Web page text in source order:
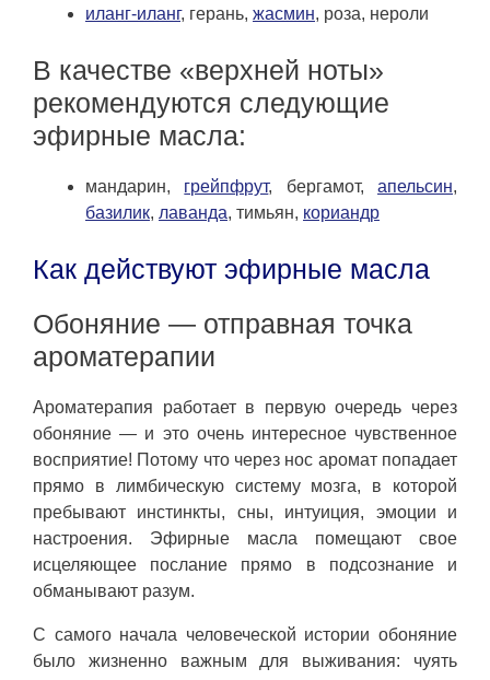
иланг-иланг, герань, жасмин, роза, нероли
В качестве «верхней ноты»
рекомендуются следующие
эфирные масла:
мандарин, грейпфрут, бергамот,апельсин,
базилик, лаванда, тимьян, кориандр
Как действуют эфирные масла
Обоняние — отправная точка
ароматерапии
Ароматерапия работает в первую очередь через
обоняние — и это очень интересное чувственное
восприятие! Потому что через нос аромат попадает
прямо в лимбическую систему мозга, в которой
пребывают инстинкты, сны, интуиция, эмоции и
настроения. Эфирные масла помещают свое
исцеляющее послание прямо в подсознание и
обманывают разум.
С самого начала человеческой истории обоняние
было жизненно важным для выживания: чуять